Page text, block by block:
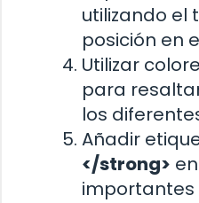
utilizando el
posición en
Utilizar
para
los
Añadir
</strong>
importantes